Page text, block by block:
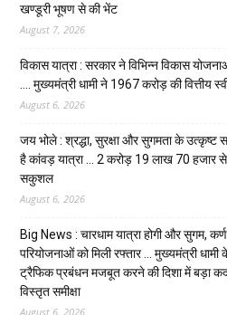
खण्डूरी भूषण से की भेंट
August 7, 2026
विकास यात्रा : सरकार ने विभिन्न विकास
…. मुख्यमंत्री धामी ने ₹1967 करोड़ की वित्तीय
August 6, 2026
जय भोले : श्रद्धा, सुरक्षा और सुगमता के उत्कृष्ट
है कांवड़ यात्रा … 2 करोड़ 19 लाख 70
सकुशल
August 6, 2026
Big News : चारधाम यात्रा होगी और सुगम,
परियोजनाओं को मिली रफ्तार … मुख्यमंत्री धामी
ट्रैफिक प्रबंधन मजबूत करने की दिशा में बड़ा
विस्तृत समीक्षा
August 6, 2026